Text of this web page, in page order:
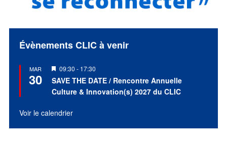
Évènements CLIC à venir
MAR
30
Mis
en
avant
09:30 - 17:30
SAVE THE DATE / Rencontre Annuelle
Culture & Innovation(s) 2027 du CLIC
Voir le calendrier